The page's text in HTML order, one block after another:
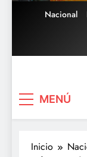
Nacional
MENÚ
Inicio